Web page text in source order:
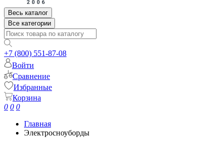
Весь каталог
Все категории
+7 (800) 551-87-08
Войти
Сравнение
Избранные
Корзина
0 0 0
Главная
Электросноуборды